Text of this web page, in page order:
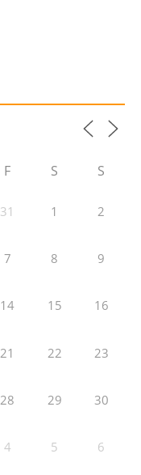
F S S
31 1 2
7 8 9
14 15 16
21 22 23
28 29 30
4 5 6